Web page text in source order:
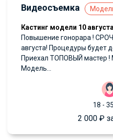
Видеосъемка
Кастинг модели 10 августа
Повышение гонорара !
августа! Процедуры будет
Приехал ТОПОВЫЙ мастер !
Модель...
18 -
2 000 ₽